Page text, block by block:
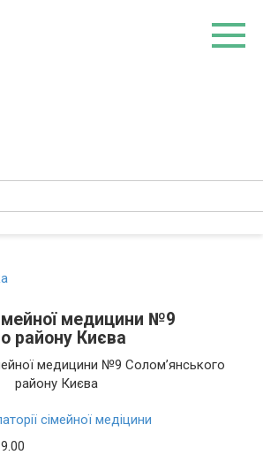
медицини №9
району Києва
сімейної медіцини